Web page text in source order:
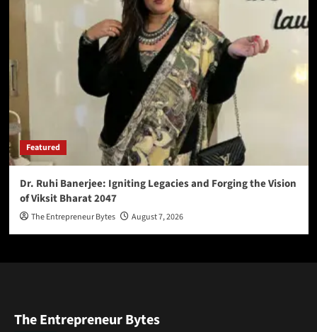
Featured
Dr. Ruhi Banerjee: Igniting Legacies and Forging the Vision
of Viksit Bharat 2047
The Entrepreneur Bytes August 7, 2026
The Entrepreneur Bytes